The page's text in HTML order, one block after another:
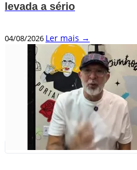
levada a sério
04/08/2026 Ler mais →